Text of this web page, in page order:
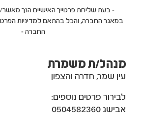
- בעת שליחת פרטייך האישיים הנך מאשר/
במאגר החברה, והכל בהתאם למדיניות
החברה -
מנהל/ת משמרת
עין שמר, חדרה והצפון
לבירור פרטים נוספים:
אבישג 0504582360